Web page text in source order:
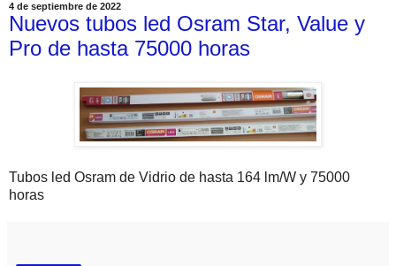
4 de septiembre de 2022
Nuevos tubos led Osram Star, Value y
Pro de hasta 75000 horas
Tubos led Osram de Vidrio de hasta 164 lm/W y 75000
horas